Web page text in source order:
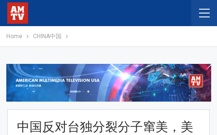
Home CHINA中国
中国反对台独分裂分子窜美，美